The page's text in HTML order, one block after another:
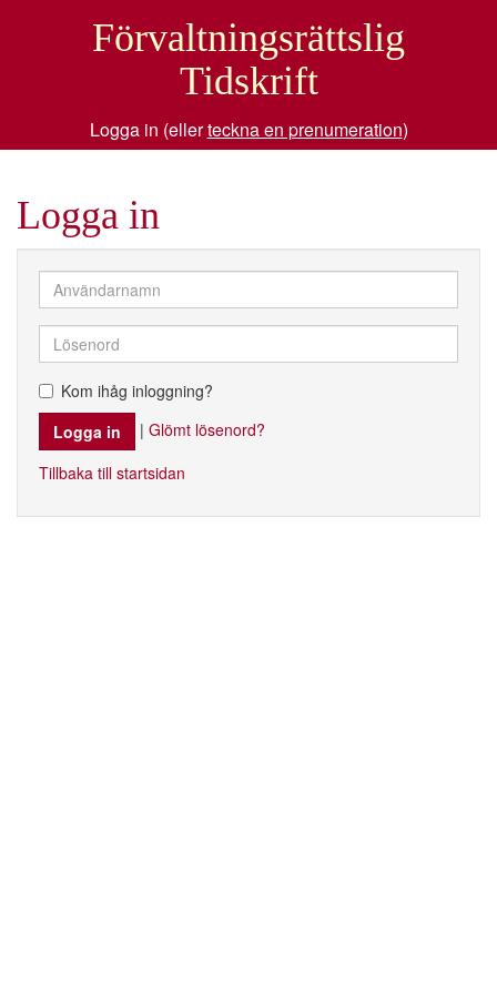
Förvaltningsrättslig
Tidskrift
Logga in (ellerteckna en prenumeration)
Logga in
Kom ihåg inloggning?
| Glömt lösenord?
Tillbaka till startsidan